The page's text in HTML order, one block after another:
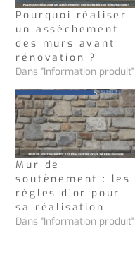
Pourquoi réaliser
un assèchement
des murs avant
rénovation ?
Dans "Information produit"
Mur de
soutènement : les
règles d’or pour
sa réalisation
Dans "Information produit"